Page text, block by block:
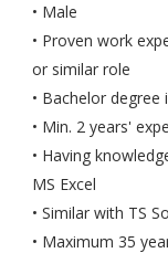
• Male
• Proven work
or similar role
• Bachelor
• Min. 2 years'
• Having
MS Excel
• Similar with TS
• Maximum 35